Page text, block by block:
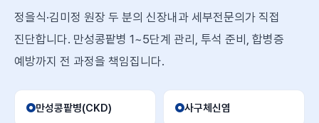
정을식·김미정 원장 두 분의 신장내과 세부전문의가 직접
진단합니다. 만성콩팥병 1~5단계 관리, 투석 준비, 합병증
예방까지 전 과정을 책임집니다.
만성콩팥병(CKD) 사구체신염